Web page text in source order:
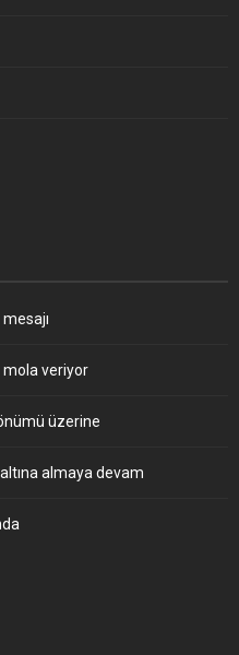
mola veriyor
üzerine
altına almaya devam